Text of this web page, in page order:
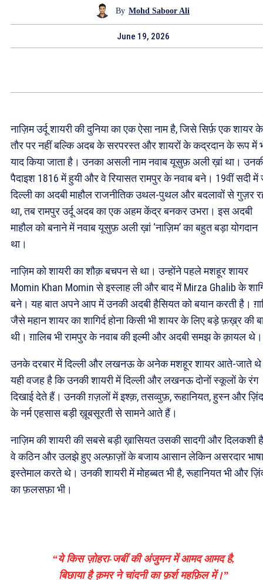
By Mohd Saboor Ali
June 19, 2026
नाज़िम उर्दू शायरी की दुनिया का एक ऐसा नाम है, जिसे सिर्फ़ एक शायर के
तौर पर नहीं बल्कि अदब के सरपरस्त और शायरों के कद्रदान के रूप में
याद किया जाता है। उनका असली नाम नवाब यूसुफ़ अली ख़ां था।
पैदाइश 1816 में हुयी और वे रियासत रामपुर के नवाब बने। 19वीं सदी
दिल्ली का अदबी माहौल राजनीतिक उथल-पुथल और बदलावों से गुज़र
था, तब रामपुर उर्दू अदब का एक अहम केंद्र बनकर उभरा। इस अदबी
माहौल को बनाने में नवाब यूसुफ़ अली ख़ां ‘नाज़िम’ का बहुत बड़ा योगदान
था।
नाज़िम को शायरी का शौक़ बचपन से था। उन्होंने पहले मशहूर शायर
Momin Khan Momin से इस्लाह ली और बाद में Mirza Ghalib के
बने। यह बात अपने आप में उनकी अदबी हैसियत को बयान करती है।
जैसे महान शायर का शागिर्द होना किसी भी शायर के लिए बड़े फ़ख़्र की
थी। ग़ालिब भी रामपुर के नवाब की इल्मी और अदबी समझ के क़ायल थे।
उनके दरबार में दिल्ली और लखनऊ के अनेक मशहूर शायर आते-जाते
यही वजह है कि उनकी शायरी में दिल्ली और लखनऊ दोनों स्कूलों के रंग
दिखाई देते हैं। उनकी ग़ज़लों में इश्क़, तसव्वुफ़, रूहानियत, हुस्न और
के नर्म एहसास बड़ी ख़ूबसूरती से सामने आते हैं।
नाज़िम की शायरी की सबसे बड़ी ख़ासियत उसकी सादगी और दिलकशी
वे कठिन और उलझे हुए अल्फ़ाज़ों के बजाय आसान लेकिन असरदार
इस्तेमाल करते थे। उनकी शायरी में मोहब्बत भी है, रूहानियत भी और
का फ़लसफ़ा भी।
“ये किस ज़ोहरा-जबीं की अंजुमन में आमद आमद है,
बिछाया है क़मर ने चांदनी का फ़र्श महफ़िल में।”